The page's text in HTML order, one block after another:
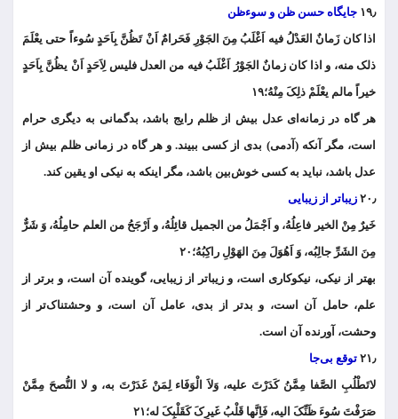
۱۹٫ جایگاه حسن ظن و سوءظن
اذا کان زَمانٌ العَدْلُ فیه اَغْلَبُ مِنَ الجَوْرِ فَحَرامٌ اَنْ تَظُنَّ بِاَحَدٍ سُوءاً حتی یعْلَمَ
ذلک منه، و اذا کان زمانٌ الجَوْرُ اَغْلَبُ فیه من العدل فلیس لِاَحَدٍ اَنْ یظُنَّ بِاَحَدٍ
خیراً مالم یعْلَمْ ذلِکَ مِنْهُ؛۱۹
هر گاه در زمانه‌ای عدل بیش از ظلم رایج باشد، بدگمانی به دیگری حرام
است، مگر آنکه (آدمی) بدی از کسی ببیند. و هر گاه در زمانی ظلم بیش از
عدل باشد، نباید به کسی خوش‌بین باشد، مگر اینکه به نیکی او یقین کند.
۲۰٫ زیباتر از زیبایی
خَیرٌ مِنْ الخیر فاعِلُهُ، و اَجْمَلُ من الجمیل قائِلُهُ، و اَرْجَحُ من العلم حامِلُهُ، وَ شَرٌّ
مِنَ الشَرِّ جالِبُه، وَ اَهُوَلَ مِنَ الهَوْلِ راکِبُهُ؛۲۰
بهتر از نیکی، نیکوکاری است، و زیباتر از زیبایی، گوینده آن است، و برتر از
علم، حامل آن است، و بدتر از بدی، عامل آن است، و وحشتناک‌تر از
وحشت، آورنده آن است.
۲۱٫ توقع بی‌جا
لاتَطْلُبِ الصَّفا مِمَّنُ کَدَرْتَ علیه، وَلاَ الْوَفَاء لِمَنْ غَدَرْتَ به، و لا النُّصحَ مِمَّنْ
صَرَفْتَ سُوءَ ظَنِّکَ الیه، فَاِنَّها قَلْبُ غَیرِکَ کَقَلْبِکَ له؛۲۱